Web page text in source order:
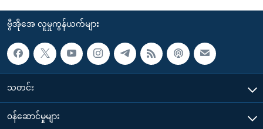
ဗွီအိုအေ လူမှုကွန်ယက်များ
သတင်း
၀န်ဆောင်မှုများ